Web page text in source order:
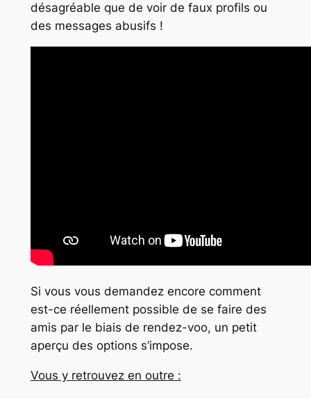
désagréable que de voir de faux profils ou
des messages abusifs !
Si vous vous demandez encore comment
est-ce réellement possible de se faire des
amis par le biais de rendez-voo, un petit
aperçu des options s’impose.
Vous y retrouvez en outre :